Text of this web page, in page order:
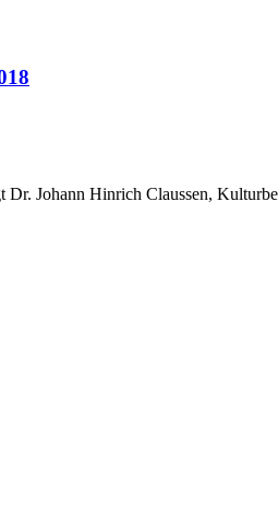
Dr. Johann Hinrich Claussen,